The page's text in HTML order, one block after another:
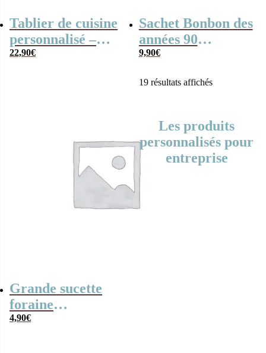
Tablier de cuisine
personnalisé –
Cadeau entreprise
22,90€
Sachet Bonbon des
années 90
personnalisé –
9,90€
Grande sucette
foraine
personnalisée –
4,90€
19 résultats affichés
Les produits
personnalisés pour
entreprise